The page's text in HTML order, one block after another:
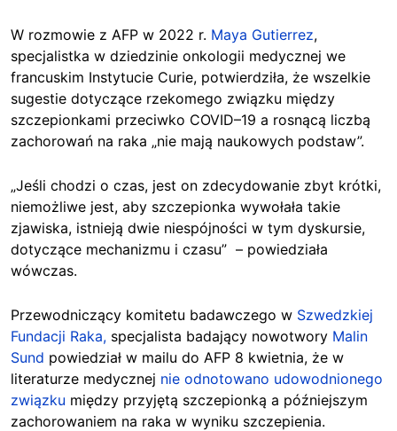
W rozmowie z AFP w 2022 r. Maya Gutierrez,
specjalistka w dziedzinie onkologii medycznej we
francuskim Instytucie Curie, potwierdziła, że wszelkie
sugestie dotyczące rzekomego związku między
szczepionkami przeciwko COVID–19 a rosnącą liczbą
zachorowań na raka „nie mają naukowych podstaw”.
„Jeśli chodzi o czas, jest on zdecydowanie zbyt krótki,
niemożliwe jest, aby szczepionka wywołała takie
zjawiska, istnieją dwie niespójności w tym dyskursie,
dotyczące mechanizmu i czasu” – powiedziała
wówczas.
Przewodniczący komitetu badawczego w Szwedzkiej
Fundacji Raka, specjalista badający nowotwory Malin
Sund powiedział w mailu do AFP 8 kwietnia, że w
literaturze medycznej nie odnotowano udowodnionego
związku między przyjętą szczepionką a późniejszym
zachorowaniem na raka w wyniku szczepienia.